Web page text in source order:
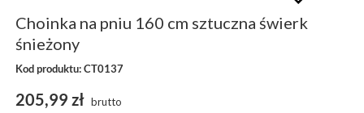
Choinka na pniu 160 cm sztuczna świerk
śnieżony
Kod produktu: CT0137
205,99 zł brutto